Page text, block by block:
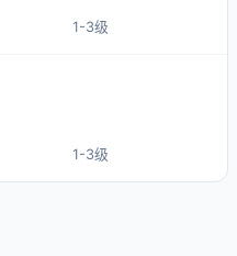
1-3级
1-3级